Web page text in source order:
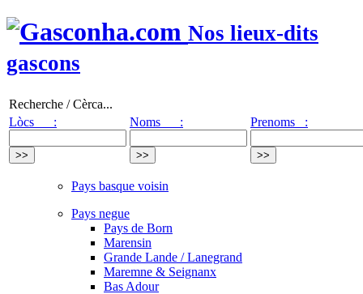
Nos lieux-dits
gascons
Recherche / Cèrca...
Lòcs :
Noms : Prenoms :
Pays basque voisin
Pays negue
Pays de Born
Marensin
Grande Lande / Lanegrand
Maremne & Seignanx
Bas Adour